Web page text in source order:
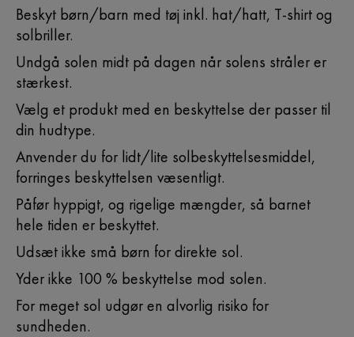
Beskyt børn/barn med tøj inkl. hat/hatt, T-shirt og
solbriller.
Undgå solen midt på dagen når solens stråler er
stærkest.
Vælg et produkt med en beskyttelse der passer til
din hudtype.
Anvender du for lidt/lite solbeskyttelsesmiddel,
forringes beskyttelsen væsentligt.
Påfør hyppigt, og rigelige mængder, så barnet
hele tiden er beskyttet.
Udsæt ikke små børn for direkte sol.
Yder ikke 100 % beskyttelse mod solen.
For meget sol udgør en alvorlig risiko for
sundheden.